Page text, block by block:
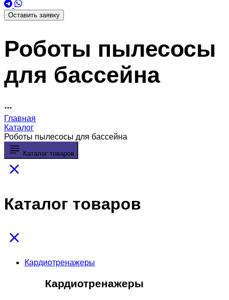
Оставить заявку
Роботы пылесосы
для бассейна
Главная
Каталог
Роботы пылесосы для бассейна
Каталог товаров
Каталог товаров
Кардиотренажеры
Кардиотренажеры